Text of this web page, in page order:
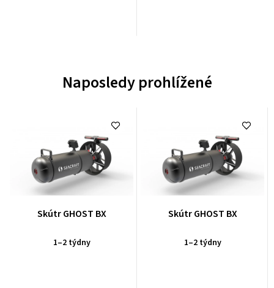
Naposledy prohlížené
Průměrné
produktu
Skútr GHOST BX
1–2 týdny
Průměrné
produktu
Skútr GHOST BX
1–2 týdny